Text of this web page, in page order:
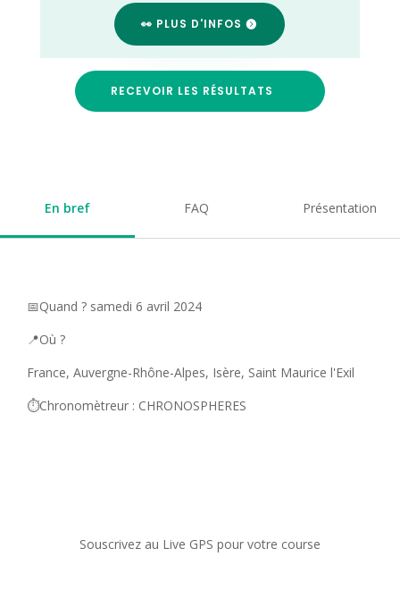
👀 PLUS D'INFOS
RECEVOIR LES RÉSULTATS
En bref FAQ Présentation
📅Quand ? samedi 6 avril 2024
📍Où ?
France, Auvergne-Rhône-Alpes, Isère, Saint Maurice l'Exil
⏱️Chronomètreur : CHRONOSPHERES
Souscrivez au Live GPS pour votre course